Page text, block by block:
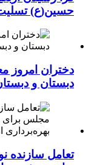
حسین(ع) تسلیت
دختران امروز
دبستان و
تعامل